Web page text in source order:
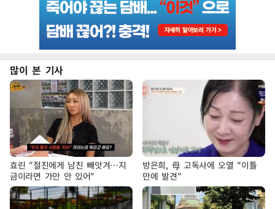
많이 본 기사
효린 "절친에게 남친 빼앗겨…지
금이라면 가만 안 있어"
방은희, 母 고독사에 오열 "이틀
만에 발견"